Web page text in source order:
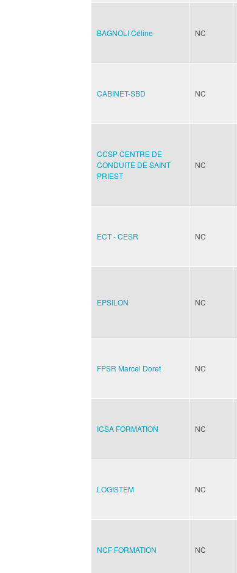
BAGNOLI Céline NC
CABINET-SBD NC
CCSP CENTRE DE
CONDUITE DE SAINT
PRIEST
NC
ECT - CESR NC
EPSILON NC
FPSR Marcel Doret NC
ICSA FORMATION NC
LOGISTEM NC
NCF FORMATION NC